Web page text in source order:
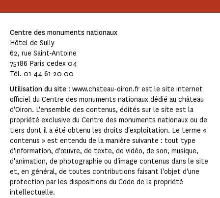
Centre des monuments nationaux
Hôtel de Sully
62, rue Saint-Antoine
75186 Paris cedex 04
Tél. 01 44 61 20 00
Utilisation du site : www.chateau-oiron.fr est le site internet
officiel du Centre des monuments nationaux dédié au château
d'Oiron. L'ensemble des contenus, édités sur le site est la
propriété exclusive du Centre des monuments nationaux ou de
tiers dont il a été obtenu les droits d'exploitation. Le terme «
contenus » est entendu de la manière suivante : tout type
d'information, d'œuvre, de texte, de vidéo, de son, musique,
d'animation, de photographie ou d'image contenus dans le site
et, en général, de toutes contributions faisant l'objet d'une
protection par les dispositions du Code de la propriété
intellectuelle.